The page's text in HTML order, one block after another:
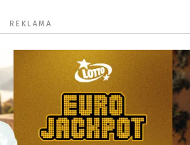
REKLAMA